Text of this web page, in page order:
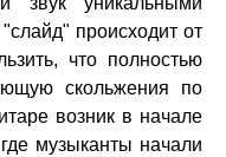
происходит от
что полностью
скольжения по
возник в начале
музыканты начали